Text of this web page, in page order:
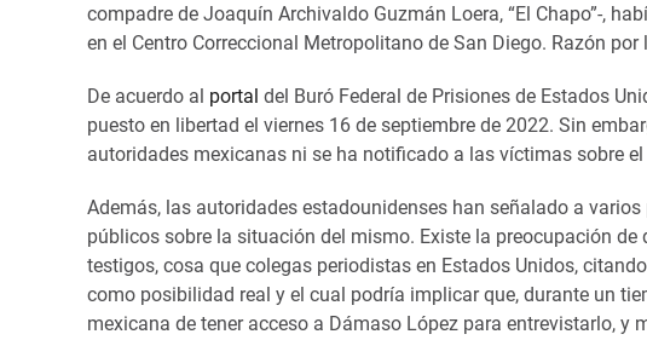
compadre de Joaquín Archivaldo Guzmán Loera, “El Chapo”-,
en el Centro Correccional Metropolitano de San Diego. Razón
De acuerdo al portal del Buró Federal de Prisiones de Estados
puesto en libertad el viernes 16 de septiembre de 2022. Sin
autoridades mexicanas ni se ha notificado a las víctimas sobre
Además, las autoridades estadounidenses han señalado a
públicos sobre la situación del mismo. Existe la preocupación
testigos, cosa que colegas periodistas en Estados Unidos,
como posibilidad real y el cual podría implicar que, durante un
mexicana de tener acceso a Dámaso López para entrevistarlo, y